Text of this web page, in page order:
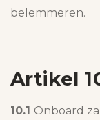
belemmeren.
Artikel
10.1 Onboard